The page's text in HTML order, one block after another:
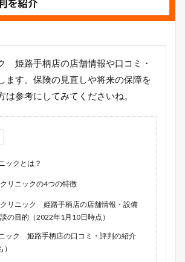
姫路手柄店の店舗情報や口コミ・
ます。保険の見直しや将来の保障を
は参考にしてみてくださいね。
ックとは？
リニックの4つの特徴
リニック 姫路手柄店の店舗情報・設備
の目的（2022年1月10日時点）
ック 姫路手柄店の口コミ・評判の紹介